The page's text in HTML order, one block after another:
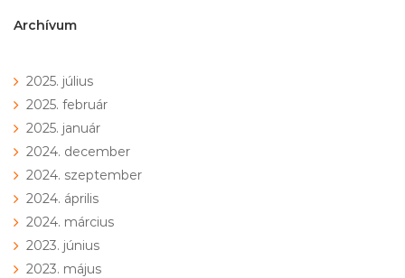
Archívum
2025. július
2025. február
2025. január
2024. december
2024. szeptember
2024. április
2024. március
2023. június
2023. május